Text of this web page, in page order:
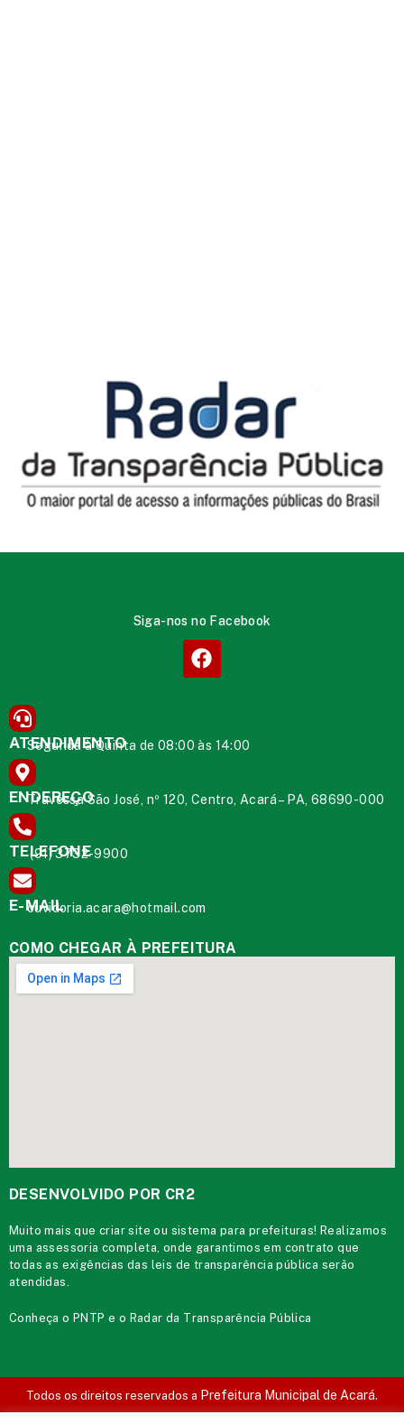
Siga-nos no Facebook
ATENDIMENTO
Segunda à Quinta de 08:00 às 14:00
ENDEREÇO
Travessa São José, nº 120, Centro, Acará – PA, 68690-000
TELEFONE
(91) 3732-9900
E-MAIL
ouvidoria.acara@hotmail.com
COMO CHEGAR À PREFEITURA
DESENVOLVIDO POR CR2
Muito mais quecriar site ou sistema para prefeituras! Realizamos
uma assessoria completa, onde garantimos em contrato que
todas as exigências das leis de transparência pública serão
atendidas.
Conheça oPNTP e o Radar da Transparência Pública
Todos os direitos reservados a Prefeitura Municipal de Acará.